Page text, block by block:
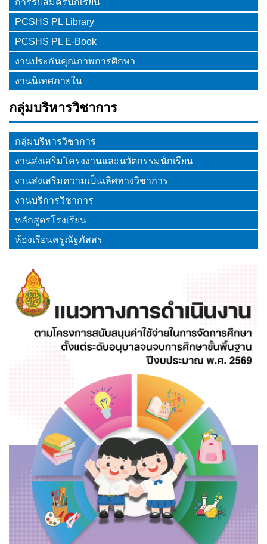
PCSHS PL Library
PCSHS PL E-Book
งานประกันคุณภาพการศึกษา
งานนิเทศภายใน
กลุ่มบริหารวิชาการ
กลุ่มบริหารวิชาการ
งานส่งเสริมโครงงานและนวัตกรรมนักเรียน
งานส่งเสริมความเป็นเลิศทางวิชาการ
งานบริการวิชาการ
หลักสูตรโรงเรียน
ห้องเรียนครูณัฐภัสสร